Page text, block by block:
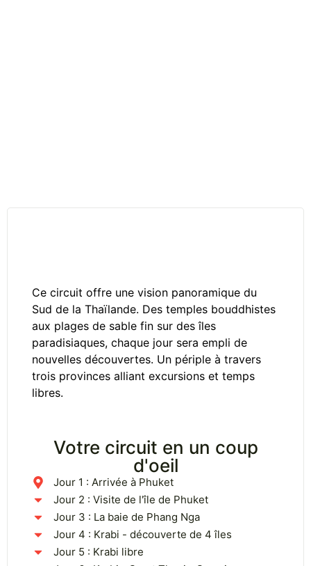
Ce circuit offre une vision panoramique du
Sud de la Thaïlande. Des temples bouddhistes
aux plages de sable fin sur des îles
paradisiaques, chaque jour sera empli de
nouvelles découvertes. Un périple à travers
trois provinces alliant excursions et temps
libres.
Votre circuit en un coup
d'oeil
Jour 1 : Arrivée à Phuket
Jour 2 : Visite de l'île de Phuket
Jour 3 : La baie de Phang Nga
Jour 4 : Krabi - découverte de 4 îles
Jour 5 : Krabi libre